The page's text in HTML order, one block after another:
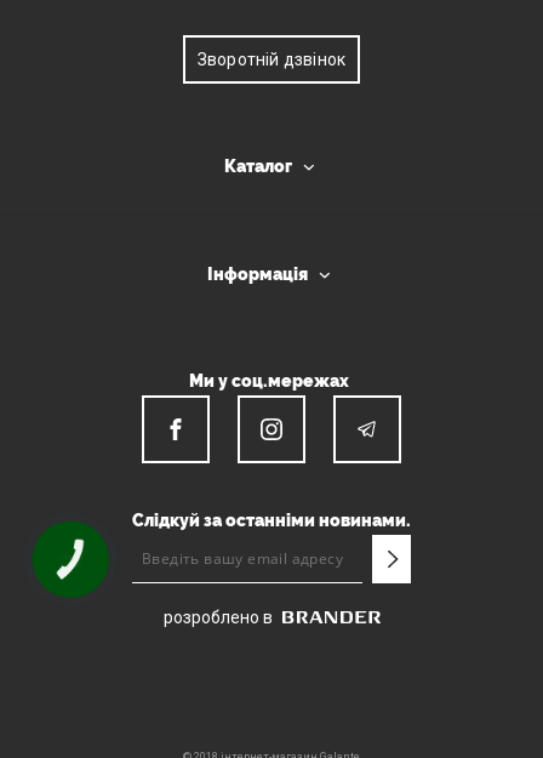
Зворотній дзвінок
Каталог
Інформація
Ми у соц.мережах
Слідкуй за останніми новинами.
розроблено в
КНОПКА
ЗВ'ЯЗКУ